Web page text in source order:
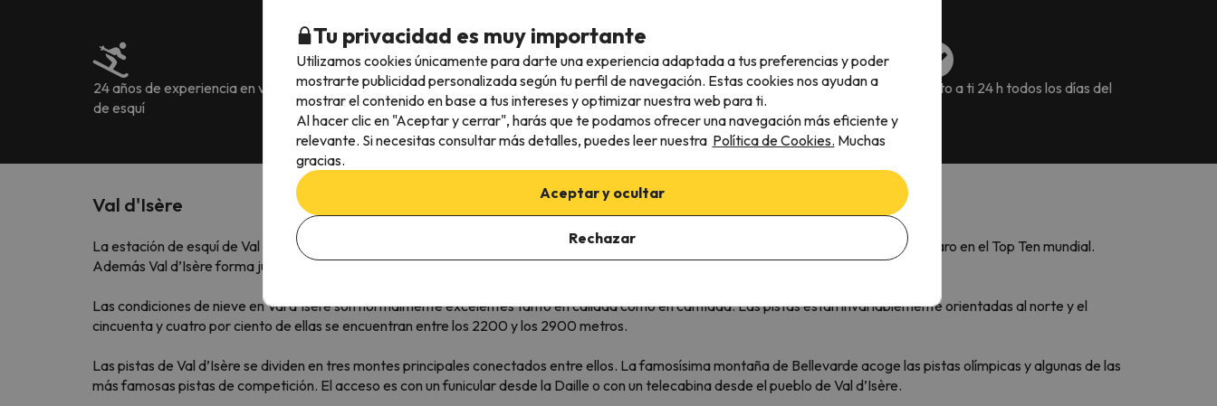
24 años de experiencia en viajes
de esquí
Más de 222.905 opiniones en 7
idiomas
Los mejores precios para esquiar
en Europa
Opciones de reserva flexibles
para tus viajes
Junto a ti 24 h todos los días del
Val d'Isère
La estación de esquí de Val d’Isère es una de las reinas de los Alpes y, por ende, del mundo. Se trata de una estación que ocupa un lugar claro en el Top Ten mundial.
Además Val d’Isère forma junto con Tignes-Val d’Isère, una de las mayores y más amplias estaciones de esquí del mundo.
Las condiciones de nieve en Val d’Isère son normalmente excelentes tanto en calidad como en cantidad. Las pistas están invariablemente orientadas al norte y el
cincuenta y cuatro por ciento de ellas se encuentran entre los 2200 y los 2900 metros.
Las pistas de Val d’Isère se dividen en tres montes principales conectados entre ellos. La famosísima montaña de Bellevarde acoge las pistas olímpicas y algunas de las
más famosas pistas de competición. El acceso es con un funicular desde la Daille o con un telecabina desde el pueblo de Val d’Isère.
Tu privacidad es muy importante
Utilizamos cookies únicamente para darte una experiencia adaptada a tus preferencias y poder
mostrarte publicidad personalizada según tu perfil de navegación. Estas cookies nos ayudan a
mostrar el contenido en base a tus intereses y optimizar nuestra web para ti.
Al hacer clic en "Aceptar y cerrar", harás que te podamos ofrecer una navegación más eficiente y
relevante. Si necesitas consultar más detalles, puedes leer nuestra Política de Cookies. Muchas
gracias.
Aceptar y ocultar
Rechazar